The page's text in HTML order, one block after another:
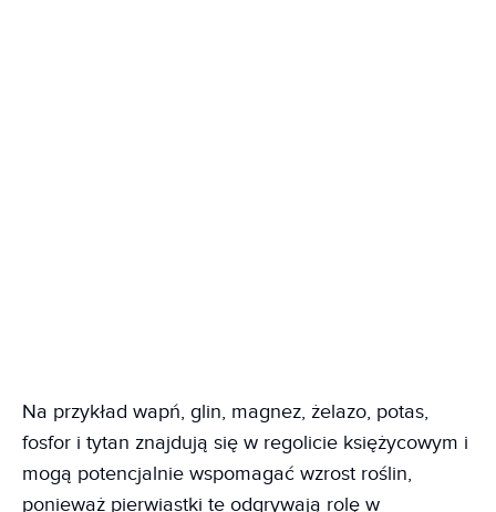
Na przykład wapń, glin, magnez, żelazo, potas,
fosfor i tytan znajdują się w regolicie księżycowym i
mogą potencjalnie wspomagać wzrost roślin,
ponieważ pierwiastki te odgrywają rolę w